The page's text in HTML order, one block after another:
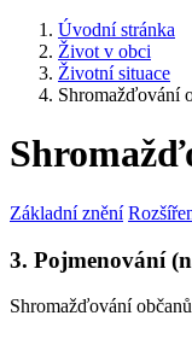
Úvodní stránka
Život v obci
Životní situace
Shromažďování
Základní znění
3. Pojmenování
Shromažďování občanů